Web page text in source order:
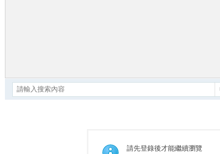
請先登錄後才能繼續瀏覽